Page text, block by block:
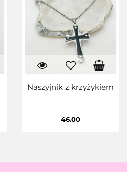
Naszyjnik z krzyżykiem
46.00